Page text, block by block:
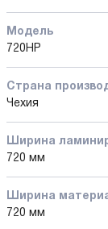
Модель
720HP
Страна
Чехия
Ширина
720 мм
Ширина
720 мм